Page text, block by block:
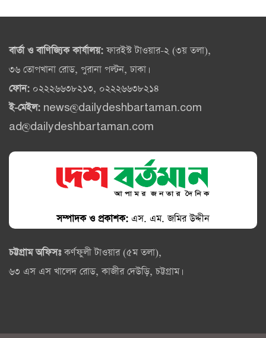
বার্তা ও বাণিজ্যিক কার্যালয়:ফারইস্ট টাওয়ার-২ (৩য় তলা),
৩৬ তোপখানা রোড, পুরানা পল্টন, ঢাকা।
ফোন: ০২২২৬৬৩৮২১৩, ০২২২৬৬৩৮২১৪
ই-মেইল: news@dailydeshbartaman.com
ad@dailydeshbartaman.com
সম্পাদক ও প্রকাশক: এস. এম. জমির উদ্দীন
চট্টগ্রাম অফিসঃকর্ণফুলী টাওয়ার (৫ম তলা),
৬৩ এস এস খালেদ রোড, কাজীর দেউড়ি, চট্টগ্রাম।